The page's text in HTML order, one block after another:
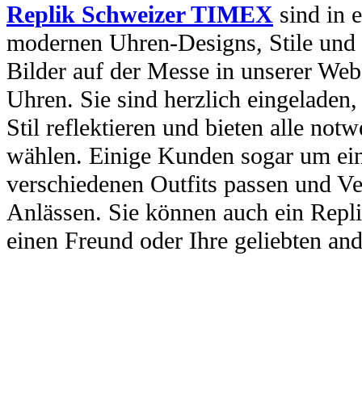
Replik Schweizer TIMEX sind in
modernen Uhren-Designs, Stile
Bilder auf der Messe in unserer
Uhren. Sie sind herzlich
Stil reflektieren und bieten alle
wählen. Einige Kunden sogar um
verschiedenen Outfits passen und
Anlässen. Sie können auch ein
einen Freund oder Ihre geliebten